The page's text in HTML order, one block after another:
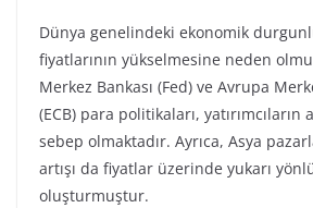
Dünya genelindeki ekonomik
fiyatlarının yükselmesine neden
Merkez Bankası (Fed) ve Avrupa
(ECB) para politikaları, yatırımcıların
sebep olmaktadır. Ayrıca, Asya
artışı da fiyatlar üzerinde yukarı
oluşturmuştur.